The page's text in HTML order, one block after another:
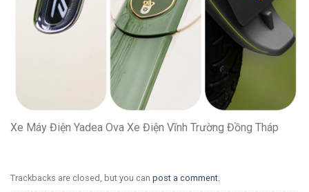
Xe Máy Điện Yadea Ova Xe Điện Vĩnh Trường Đồng Tháp
Trackbacks are closed, but you can post a comment.